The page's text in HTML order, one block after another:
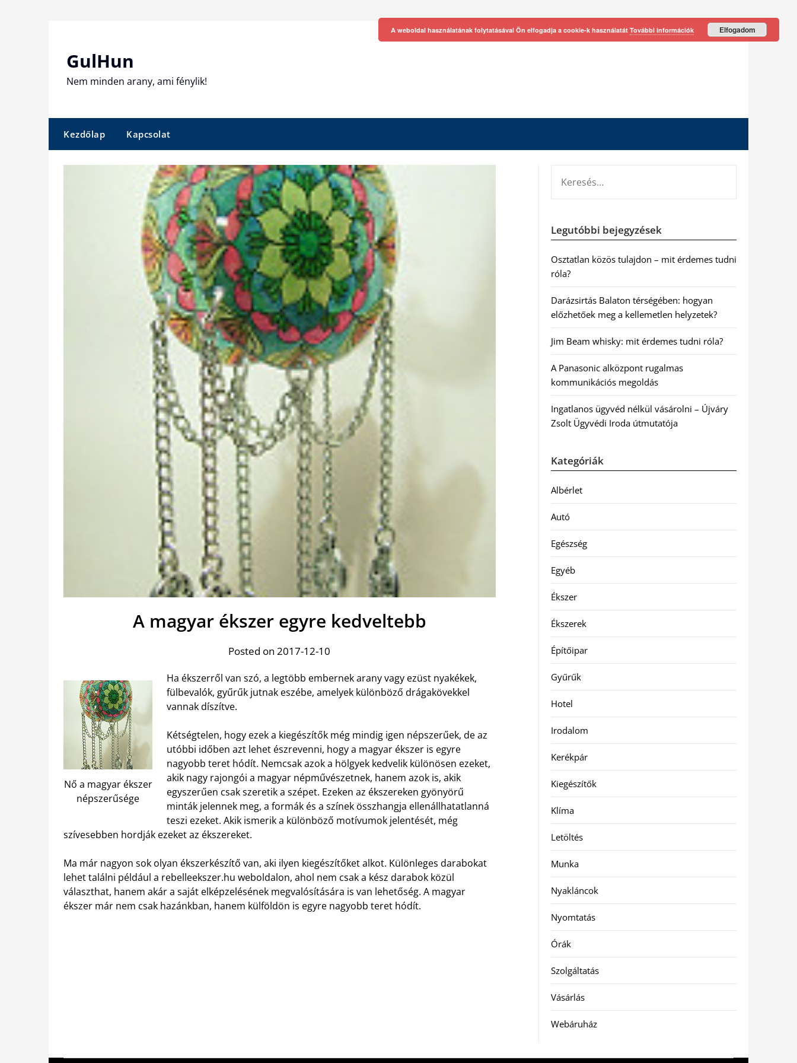
GulHun
Nem minden arany, ami fénylik!
Kezdőlap Kapcsolat
A magyar ékszer egyre kedveltebb
Posted on 2017-12-10
Nő a magyar ékszer
népszerűsége
Ha ékszerről van szó, a legtöbb embernek arany vagy ezüst nyakékek,
fülbevalók, gyűrűk jutnak eszébe, amelyek különböző drágakövekkel
vannak díszítve.
Kétségtelen, hogy ezek a kiegészítők még mindig igen népszerűek, de az
utóbbi időben azt lehet észrevenni, hogy a magyar ékszer is egyre
nagyobb teret hódít. Nemcsak azok a hölgyek kedvelik különösen ezeket,
akik nagy rajongói a magyar népművészetnek, hanem azok is, akik
egyszerűen csak szeretik a szépet. Ezeken az ékszereken gyönyörű
minták jelennek meg, a formák és a színek összhangja ellenállhatatlanná
teszi ezeket. Akik ismerik a különböző motívumok jelentését, még
szívesebben hordják ezeket az ékszereket.
Ma már nagyon sok olyan ékszerkészítő van, aki ilyen kiegészítőket alkot. Különleges darabokat
lehet találni például a rebelleekszer.hu weboldalon, ahol nem csak a kész darabok közül
választhat, hanem akár a saját elképzelésének megvalósítására is van lehetőség. A magyar
ékszer már nem csak hazánkban, hanem külföldön is egyre nagyobb teret hódít.
Legutóbbi bejegyzések
Osztatlan közös tulajdon – mit érdemes tudni
róla?
Darázsirtás Balaton térségében: hogyan
előzhetőek meg a kellemetlen helyzetek?
Jim Beam whisky: mit érdemes tudni róla?
A Panasonic alközpont rugalmas
kommunikációs megoldás
Ingatlanos ügyvéd nélkül vásárolni – Újváry
Zsolt Ügyvédi Iroda útmutatója
Kategóriák
Albérlet
Autó
Egészség
Egyéb
Ékszer
Ékszerek
Építőipar
Gyűrűk
Hotel
Irodalom
Kerékpár
Kiegészítők
Klíma
Letöltés
Munka
Nyakláncok
Nyomtatás
Órák
Szolgáltatás
Vásárlás
Webáruház
A weboldal használatának folytatásával Ön elfogadja a cookie-k használatát További információk Elfogadom